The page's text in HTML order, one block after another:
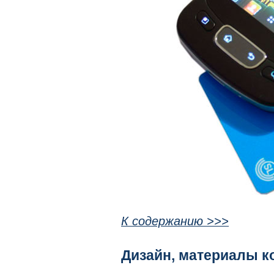
К содержанию >>>
Дизайн, материалы